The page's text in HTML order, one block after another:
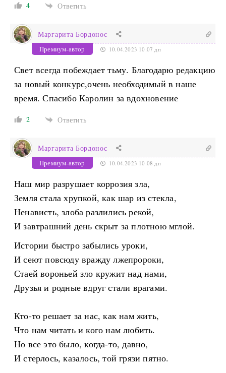
4 Ответить
Маргарита Бордонос
Премиум-автор 10.04.2023 10:07 дп
Свет всегда побеждает тьму. Благодарю редакцию
за новый конкурс,очень необходимый в наше
время. Спасибо Каролин за вдохновение
2 Ответить
Маргарита Бордонос
Премиум-автор 10.04.2023 10:08 дп
Наш мир разрушает коррозия зла,
Земля стала хрупкой, как шар из стекла,
Ненависть, злоба разлились рекой,
И завтрашний день скрыт за плотною мглой.
Истории быстро забылись уроки,
И сеют повсюду вражду лжепророки,
Стаей вороньей зло кружит над нами,
Друзья и родные вдруг стали врагами.
Кто-то решает за нас, как нам жить,
Что нам читать и кого нам любить.
Но все это было, когда-то, давно,
И стерлось, казалось, той грязи пятно.